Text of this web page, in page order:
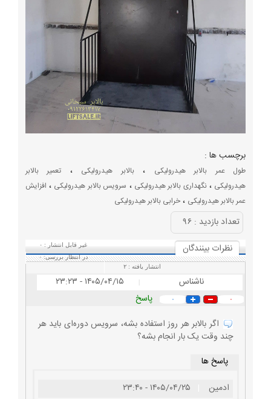
برچسب ها :
طول عمر بالابر هیدرولیکی ،بالابر هیدرولیکی ،
تعمیر بالابر
هیدرولیکی ،نگهداری بالابر هیدرولیکی ، سرویس بالابر هیدرولیکی ، افزایش
عمر بالابر هیدرولیکی ، خرابی بالابر هیدرولیکی
تعداد بازديد : ۹۶
نظرات بينندگان
غیر قابل انتشار : ۰
در انتظار بررسی:۰
انتشار یافته :۲
ناشناس ۱۴۰۵/۰۴/۱۵ - ۲۳:۲۳
۰ ۰
پاسخ
اگر بالابر هر روز استفاده بشه، سرویس دوره‌ای باید هر
چند وقت یک بار انجام بشه؟
پاسخ ها
ادمین
۱۴۰۵/۰۴/۲۵ - ۲۳:۴۰